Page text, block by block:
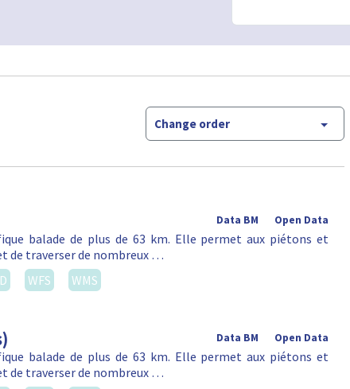
Change order
Open Data
Data BM
balade de plus de 63 km. Elle permet aux piétons et
de traverser de nombreux …
WFS WMS
Open Data
Data BM
balade de plus de 63 km. Elle permet aux piétons et
de traverser de nombreux …